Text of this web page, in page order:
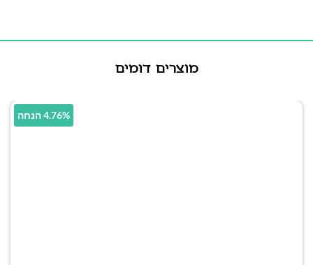
מוצרים דומים
4.76% הנחה